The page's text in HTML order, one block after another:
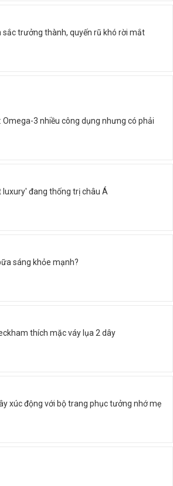
sắc trưởng thành, quyến rũ khó rời mắt
Omega-3 nhiều công dụng nhưng có phải
luxury' đang thống trị châu Á
sáng khỏe mạnh?
thích mặc váy lụa 2 dây
xúc động với bộ trang phục tưởng nhớ mẹ